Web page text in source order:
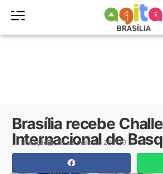
Brasília recebe
Internacional de
Redação 28 de maio de 2026 12:37